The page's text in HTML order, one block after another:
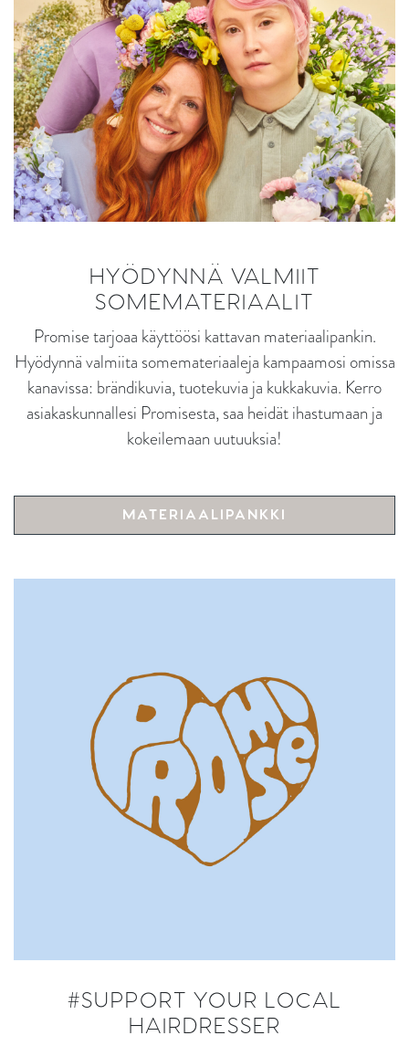
HYÖDYNNÄ VALMIIT
SOMEMATERIAALIT
Promise tarjoaa käyttöösi kattavan materiaalipankin.
Hyödynnä valmiita somemateriaaleja kampaamosi omissa
kanavissa: brändikuvia, tuotekuvia ja kukkakuvia. Kerro
asiakaskunnallesi Promisesta, saa heidät ihastumaan ja
kokeilemaan uutuuksia!
MATERIAALIPANKKI
#SUPPORT YOUR LOCAL
HAIRDRESSER